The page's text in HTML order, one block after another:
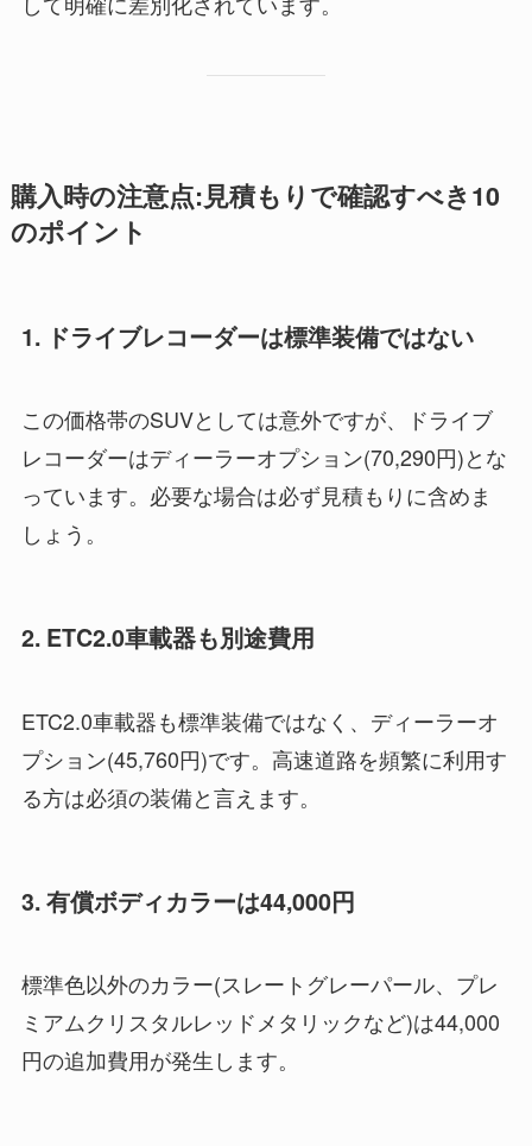
購入時の注意点:見積もりで確認すべき10
のポイント
1. ドライブレコーダーは標準装備ではない
この価格帯のSUVとしては意外ですが、ドライブ
レコーダーはディーラーオプション(70,290円)とな
っています。必要な場合は必ず見積もりに含めま
しょう。
2. ETC2.0車載器も別途費用
ETC2.0車載器も標準装備ではなく、ディーラーオ
プション(45,760円)です。高速道路を頻繁に利用す
る方は必須の装備と言えます。
3. 有償ボディカラーは44,000円
標準色以外のカラー(スレートグレーパール、プレ
ミアムクリスタルレッドメタリックなど)は44,000
円の追加費用が発生します。